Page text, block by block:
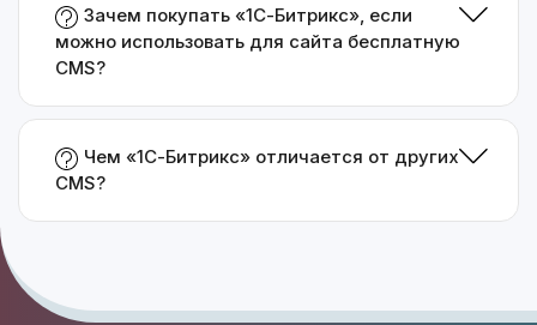
Зачем покупать «1С-Битрикс», если
можно использовать для сайта бесплатную
CMS?
Чем «1С-Битрикс» отличается от других
CMS?